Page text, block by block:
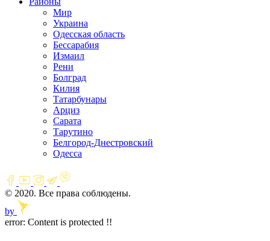
Мир
Украина
Одесская область
Бессарабия
Измаил
Рени
Болград
Килия
Татарбунары
Арциз
Сарата
Тарутино
Белгород-Днестровский
Одесса
© 2020. Все права соблюдены.
by
error: Content is protected !!